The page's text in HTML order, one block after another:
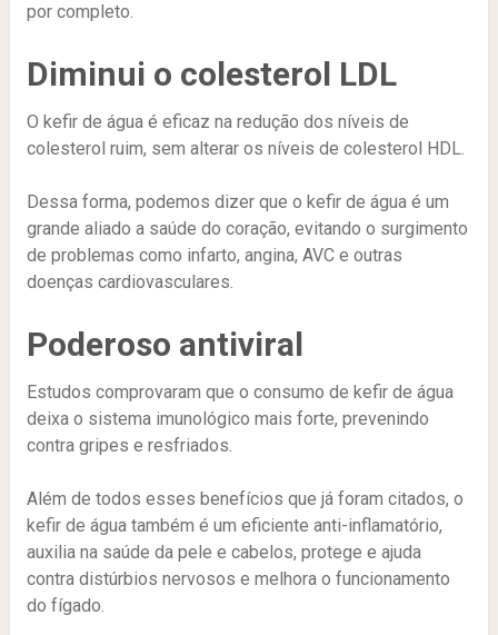
por completo.
Diminui o colesterol LDL
O kefir de água é eficaz na redução dos níveis de
colesterol ruim, sem alterar os níveis de colesterol HDL.
Dessa forma, podemos dizer que o kefir de água é um
grande aliado a saúde do coração, evitando o surgimento
de problemas como infarto, angina, AVC e outras
doenças cardiovasculares.
Poderoso antiviral
Estudos comprovaram que o consumo de kefir de água
deixa o sistema imunológico mais forte, prevenindo
contra gripes e resfriados.
Além de todos esses benefícios que já foram citados, o
kefir de água também é um eficiente anti-inflamatório,
auxilia na saúde da pele e cabelos, protege e ajuda
contra distúrbios nervosos e melhora o funcionamento
do fígado.